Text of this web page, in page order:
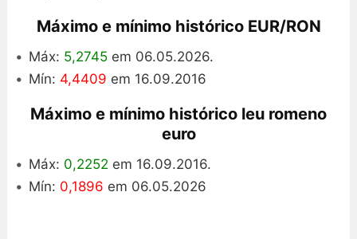
Máximo e mínimo histórico EUR/RON
Máx: 5,2745em 06.05.2026.
Mín: 4,4409 em 16.09.2016
Máximo e mínimo histórico leu romeno
euro
Máx: 0,2252 em 16.09.2016.
Mín: 0,1896 em 06.05.2026